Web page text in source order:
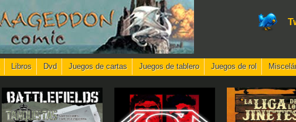
Libros Dvd Juegos de cartas Juegos de tablero Juegos de rol